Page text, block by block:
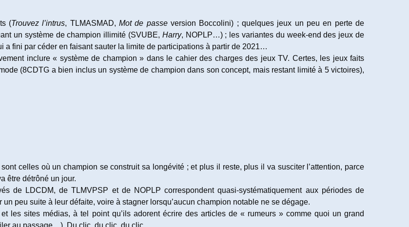
(Trouvez l’intrus, TLMASMAD,Mot de passeversion Boccolini) ; quelques jeux un peu en perte de
un système de champion illimité (SVUBE, Harry, NOPLP…) ; les variantes du week-end des jeux de
a fini par céder en faisant sauter la limite de participations à partir de 2021…
inclure « système de champion » dans le cahier des charges des jeux TV. Certes, les jeux faits
(8CDTG a bien inclus un système de champion dans son concept, mais restant limité à 5 victoires),
celles où un champion se construit sa longévité ; et plus il reste, plus il va susciter l’attention, parce
être détrôné un jour.
de LDCDM, de TLMVPSP et de NOPLP correspondent quasi-systématiquement aux périodes de
peu suite à leur défaite, voire à stagner lorsqu’aucun champion notable ne se dégage.
les sites médias, à tel point qu’ils adorent écrire des articles de « rumeurs » comme quoi un grand
au passage…). Du clic, du clic, du clic.